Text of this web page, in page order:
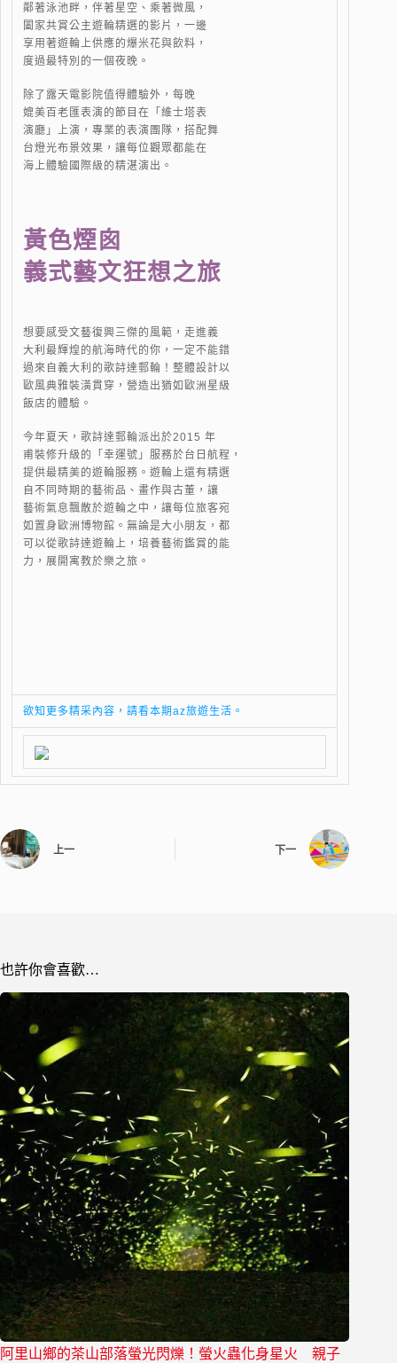
鄰著泳池畔，伴著星空、乘著微風，
闔家共賞公主遊輪精選的影片，一邊
享用著遊輪上供應的爆米花與飲料，
度過最特別的一個夜晚。
除了露天電影院值得體驗外，每晚
媲美百老匯表演的節目在「維士塔表
演廳」上演，專業的表演團隊，搭配舞
台燈光布景效果，讓每位觀眾都能在
海上體驗國際級的精湛演出。
黃色煙囪
義式藝文狂想之旅
想要感受文藝復興三傑的風範，走進義
大利最輝煌的航海時代的你，一定不能錯
過來自義大利的歌詩達郵輪！整體設計以
歐風典雅裝潢貫穿，營造出猶如歐洲星級
飯店的體驗。
今年夏天，歌詩達郵輪派出於2015 年
甫裝修升級的「幸運號」服務於台日航程，
提供最精美的遊輪服務。遊輪上還有精選
自不同時期的藝術品、畫作與古董，讓
藝術氣息飄散於遊輪之中，讓每位旅客宛
如置身歐洲博物館。無論是大小朋友，都
可以從歌詩達遊輪上，培養藝術鑑賞的能
力，展開寓教於樂之旅。
欲知更多精采內容，請看本期az旅遊生活。
上一 下一
也許你會喜歡…
阿里山鄉的茶山部落螢光閃爍！螢火蟲化身星火 親子